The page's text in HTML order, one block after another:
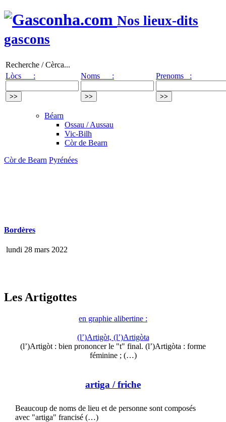
Nos lieux-dits
gascons
Recherche / Cèrca...
Lòcs :
Noms : Prenoms :
Béarn
Ossau / Aussau
Vic-Bilh
Còr de Bearn
Còr de Bearn Pyrénées
Bordères
lundi 28 mars 2022
Les Artigottes
en graphie alibertine :
(l’)Artigòt, (l’)Artigòta
(l’)Artigòt : bien prononcer le "t" final. (l’)Artigòta : forme
féminine ; (…)
artiga / friche
Beaucoup de noms de lieu et de personne sont composés
avec "artiga" francisé (…)